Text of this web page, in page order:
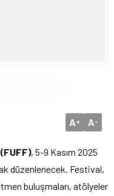
A+ A-
, 5-9 Kasım 2025
düzenlenecek. Festival,
buluşmaları, atölyeler